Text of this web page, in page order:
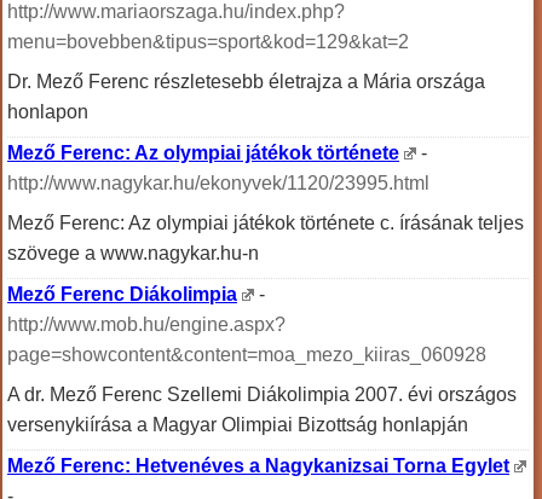
http://www.mariaorszaga.hu/index.php?
menu=bovebben&tipus=sport&kod=129&kat=2
Dr. Mező Ferenc részletesebb életrajza a Mária országa
honlapon
Mező Ferenc: Az olympiai játékok története
-
http://www.nagykar.hu/ekonyvek/1120/23995.html
Mező Ferenc: Az olympiai játékok története c. írásának teljes
szövege a www.nagykar.hu-n
Mező Ferenc Diákolimpia
-
http://www.mob.hu/engine.aspx?
page=showcontent&content=moa_mezo_kiiras_060928
A dr. Mező Ferenc Szellemi Diákolimpia 2007. évi országos
versenykiírása a Magyar Olimpiai Bizottság honlapján
Mező Ferenc: Hetvenéves a Nagykanizsai Torna Egylet